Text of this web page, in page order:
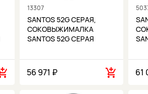
13307
SANTOS 52G СЕРАЯ,
СОКОВЫЖИМАЛКА
SANTOS 52G СЕРАЯ
56 971 ₽ 61